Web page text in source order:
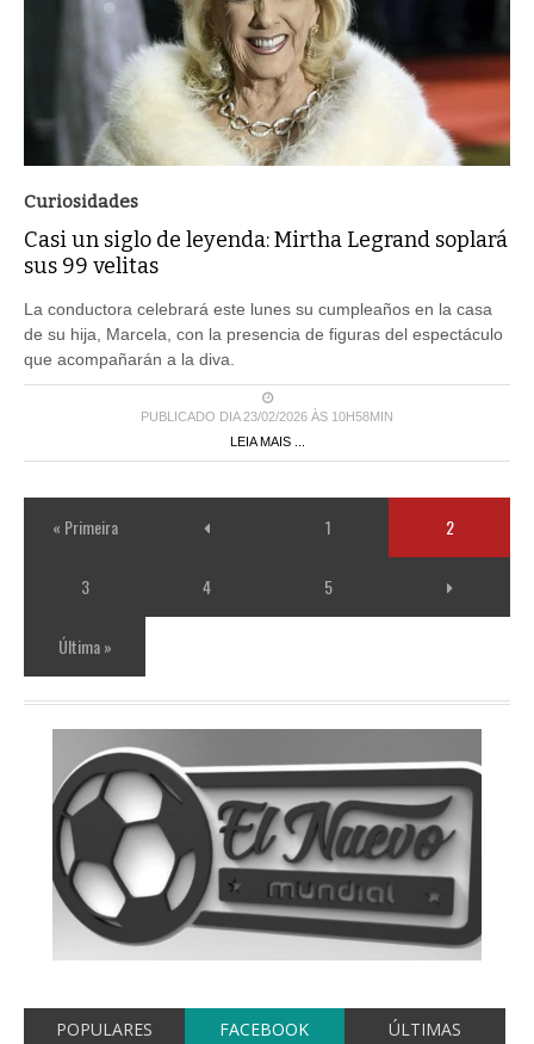
Curiosidades
Casi un siglo de leyenda: Mirtha Legrand soplará
sus 99 velitas
La conductora celebrará este lunes su cumpleaños en la casa
de su hija, Marcela, con la presencia de figuras del espectáculo
que acompañarán a la diva.
PUBLICADO DIA 23/02/2026 ÀS 10H58MIN
LEIA MAIS ...
« Primeira 1 2
3 4 5
Última »
POPULARES FACEBOOK ÚLTIMAS